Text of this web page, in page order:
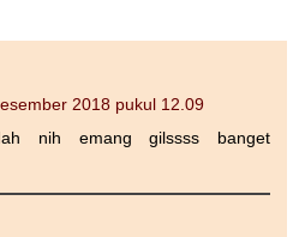
2018 pukul 12.09
nih emang gilssss banget